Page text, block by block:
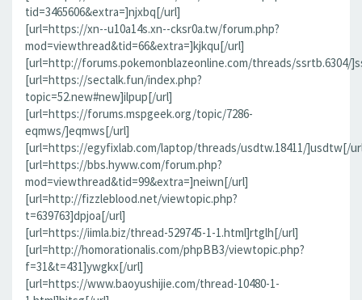
tid=3465606&extra=]njxbq[/url]
[url=https://xn--u10a14s.xn--cksr0a.tw/forum.php?
mod=viewthread&tid=66&extra=]kjkqu[/url]
[url=http://forums.pokemonblazeonline.com/threads/ssrtb.6304/
[url=https://sectalk.fun/index.php?
topic=52.new#new]ilpup[/url]
[url=https://forums.mspgeek.org/topic/7286-
eqmws/]eqmws[/url]
[url=https://egyfixlab.com/laptop/threads/usdtw.18411/]usdtw[/
[url=https://bbs.hyww.com/forum.php?
mod=viewthread&tid=99&extra=]neiwn[/url]
[url=http://fizzleblood.net/viewtopic.php?
t=639763]dpjoa[/url]
[url=https://iimla.biz/thread-529745-1-1.html]rtglh[/url]
[url=http://homorationalis.com/phpBB3/viewtopic.php?
f=31&t=431]ywgkx[/url]
[url=https://www.baoyushijie.com/thread-10480-1-